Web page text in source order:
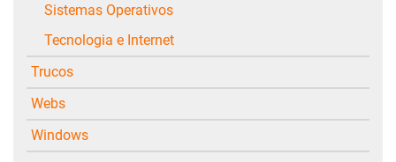
Sistemas Operativos
Tecnologia e Internet
Trucos
Webs
Windows